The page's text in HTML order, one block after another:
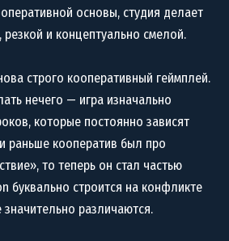
основы, студия делает
резкой и концептуально смелой.
строго кооперативный геймплей.
нечего — игра изначально
которые постоянно зависят
раньше кооператив был про
то теперь он стал частью
буквально строится на конфликте
значительно различаются.